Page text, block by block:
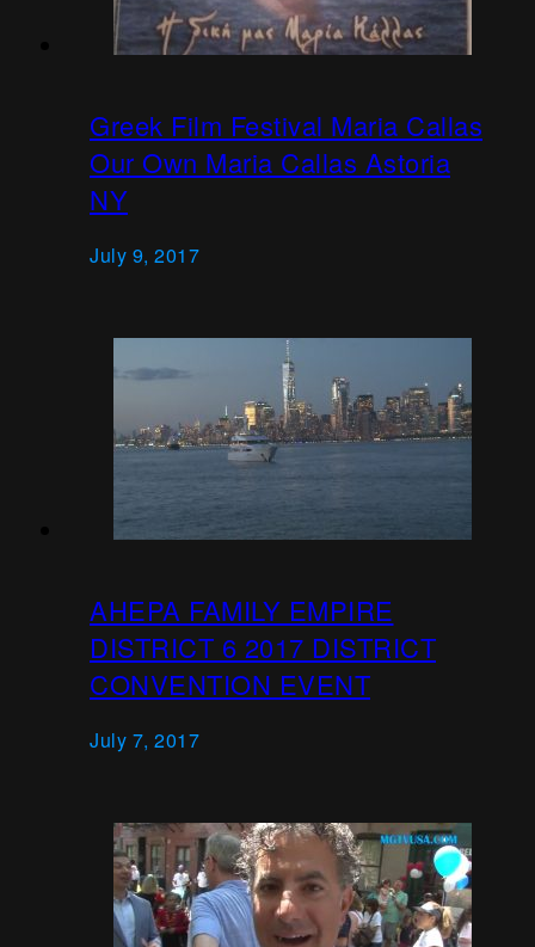
Greek Film Festival Maria Callas
Our Own Maria Callas Astoria
NY
July 9, 2017
AHEPA FAMILY EMPIRE
DISTRICT 6 2017 DISTRICT
CONVENTION EVENT
July 7, 2017